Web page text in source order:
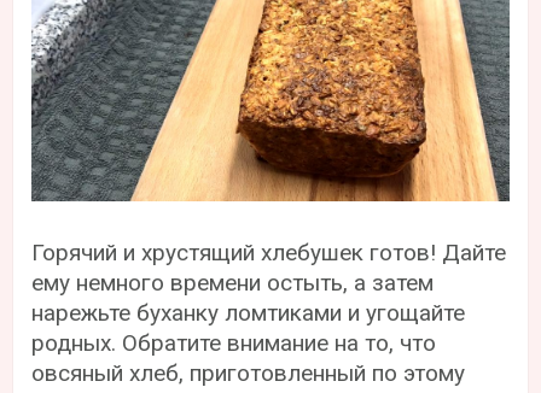
Горячий и хрустящий хлебушек готов! Дайте
ему немного времени остыть, а затем
нарежьте буханку ломтиками и угощайте
родных. Обратите внимание на то, что
овсяный хлеб, приготовленный по этому